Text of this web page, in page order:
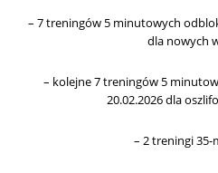
– 7 treningów 5 minutowych
dla nowych
– kolejne 7 treningów 5
20.02.2026 dla
– 2 treningi